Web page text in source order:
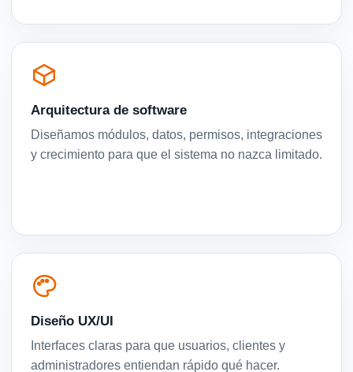
Arquitectura de software
Diseñamos módulos, datos, permisos, integraciones
y crecimiento para que el sistema no nazca limitado.
Diseño UX/UI
Interfaces claras para que usuarios, clientes y
administradores entiendan rápido qué hacer.